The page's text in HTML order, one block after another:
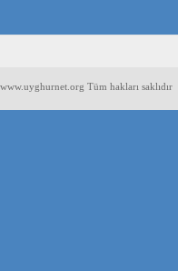
www.uyghurnet.org Tüm hakları saklıdır